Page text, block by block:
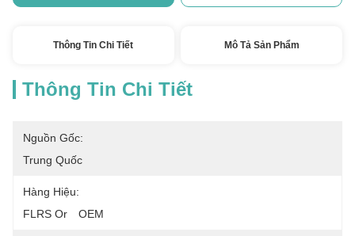
Thông Tin Chi Tiết Mô Tả Sản Phẩm
Thông Tin Chi Tiết
Nguồn Gốc:
Trung Quốc
Hàng Hiệu:
FLRS Or　OEM